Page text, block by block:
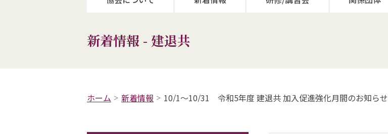
新着情報 - 建退共
ホーム 新着情報 10/1～10/31 令和5年度 建退共 加入促進強化月間のお知らせ